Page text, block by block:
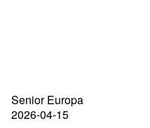
Senior Europa
2026-04-15